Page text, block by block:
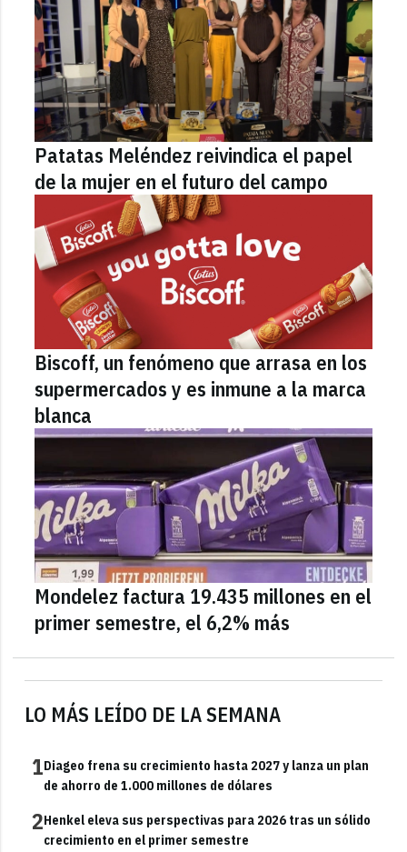
LO MÁS LEÍDO DE LA SEMANA
1Diageo frena su crecimiento hasta 2027 y lanza un plan
de ahorro de 1.000 millones de dólares
2Henkel eleva sus perspectivas para 2026 tras un sólido
crecimiento en el primer semestre
Patatas Meléndez reivindica el papel
de la mujer en el futuro del campo
Biscoff, un fenómeno que arrasa en los
supermercados y es inmune a la marca
blanca
Mondelez factura 19.435 millones en el
primer semestre, el 6,2% más